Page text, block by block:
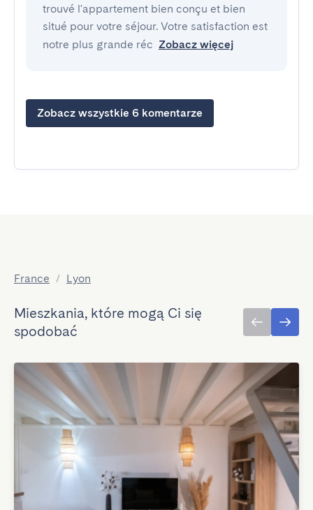
trouvé l'appartement bien conçu et bien
situé pour votre séjour. Votre satisfaction est
notre plus grande réc Zobacz więcej
Zobacz wszystkie 6 komentarze
France / Lyon
Mieszkania, które mogą Ci się
spodobać